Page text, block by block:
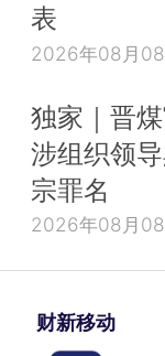
表
2026年08月08
独家｜晋
涉组织领
宗罪名
2026年08月08
财新移动